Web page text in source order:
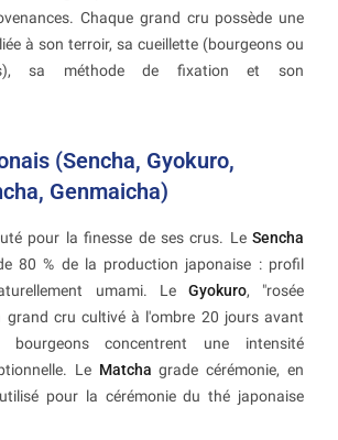
Chaque grand cru possède une
à son terroir, sa cueillette (bourgeons ou
sa méthode de fixation et son
(Sencha, Gyokuro,
Genmaicha)
pour la finesse de ses crus. Le Sencha
80 % de la production japonaise : profil
umami. Le Gyokuro, "rosée
grand cru cultivé à l'ombre 20 jours avant
concentrent une intensité
Le Matcha grade cérémonie, en
pour la cérémonie du thé japonaise